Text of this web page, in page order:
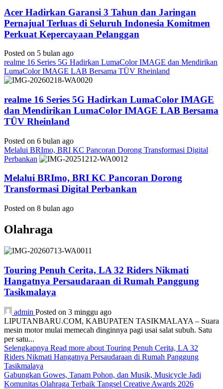
Acer Hadirkan Garansi 3 Tahun dan Jaringan
Pernajual Terluas di Seluruh Indonesia Komitmen
Perkuat Kepercayaan Pelanggan
Posted on 5 bulan ago
realme 16 Series 5G Hadirkan LumaColor IMAGE dan Mendirikan
LumaColor IMAGE LAB Bersama TÜV Rheinland
realme 16 Series 5G Hadirkan LumaColor IMAGE
dan Mendirikan LumaColor IMAGE LAB Bersama
TÜV Rheinland
Posted on 6 bulan ago
Melalui BRImo, BRI KC Pancoran Dorong Transformasi Digital
Perbankan
Melalui BRImo, BRI KC Pancoran Dorong
Transformasi Digital Perbankan
Posted on 8 bulan ago
Olahraga
Touring Penuh Cerita, LA 32 Riders Nikmati
Hangatnya Persaudaraan di Rumah Panggung
Tasikmalaya
admin Posted on 3 minggu ago
LIPUTANBARU.COM, KABUPATEN TASIKMALAYA – Suara
mesin motor mulai memecah dinginnya pagi usai salat subuh. Satu
per satu...
Selengkapnya Read more about Touring Penuh Cerita, LA 32
Riders Nikmati Hangatnya Persaudaraan di Rumah Panggung
Tasikmalaya
Gabungkan Gowes, Tanam Pohon, dan Musik, Musicycle Jadi
Komunitas Olahraga Terbaik Tangsel Creative Awards 2026